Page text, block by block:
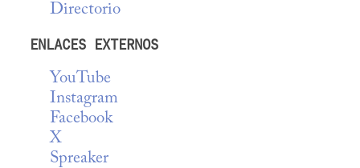
Directorio
ENLACES EXTERNOS
YouTube
Instagram
Facebook
X
Spreaker